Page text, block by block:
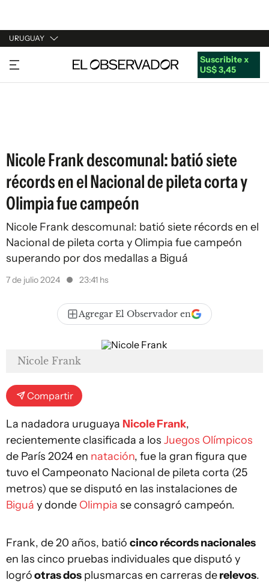
URUGUAY
URUGUAY
ARGENTINA
Suscribite x
US$ 3,45
Nicole Frank descomunal: batió siete
récords en el Nacional de pileta corta y
Olimpia fue campeón
Nicole Frank descomunal: batió siete récords en el
Nacional de pileta corta y Olimpia fue campeón
superando por dos medallas a Biguá
7 de julio 2024 23:41 hs
Agregar El Observador en
Nicole Frank
Compartir
La nadadora uruguaya Nicole Frank,
recientemente clasificada a los Juegos Olímpicos
de París 2024 en natación, fue la gran figura que
tuvo el Campeonato Nacional de pileta corta (25
metros) que se disputó en las instalaciones de
Biguá y donde Olimpia se consagró campeón.
Frank, de 20 años, batió cinco récords nacionales
en las cinco pruebas individuales que disputó y
logróotras dos plusmarcas en carreras derelevos.